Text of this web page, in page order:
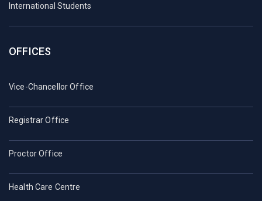
International Students
OFFICES
Vice-Chancellor Office
Registrar Office
Proctor Office
Health Care Centre